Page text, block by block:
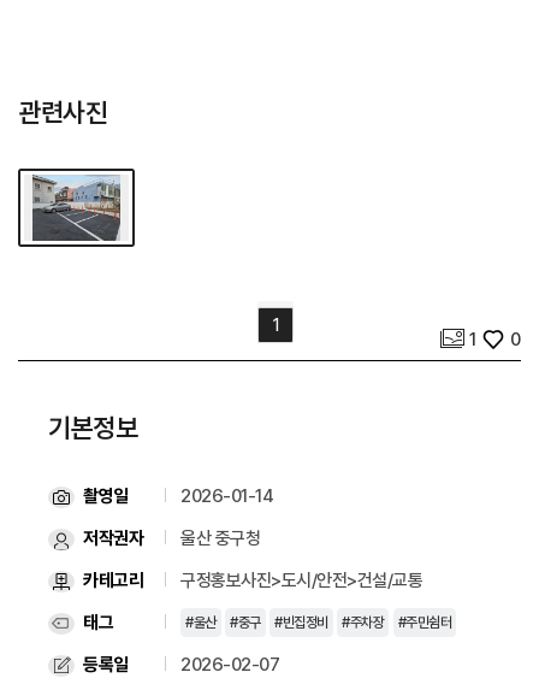
사진 개수
1
좋아요
0
기본정보
촬영일
2026-01-14
저작권자
울산 중구청
카테고리
구정홍보사진>도시/안전>건설/교통
태그
#울산 #중구 #빈집정비 #주차장 #주민쉼터
등록일
2026-02-07
관련사진
1